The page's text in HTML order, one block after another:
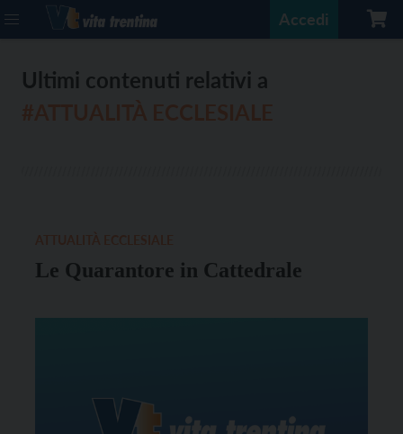
Accedi
Ultimi contenuti relativi a
Le Quarantore in Cattedrale